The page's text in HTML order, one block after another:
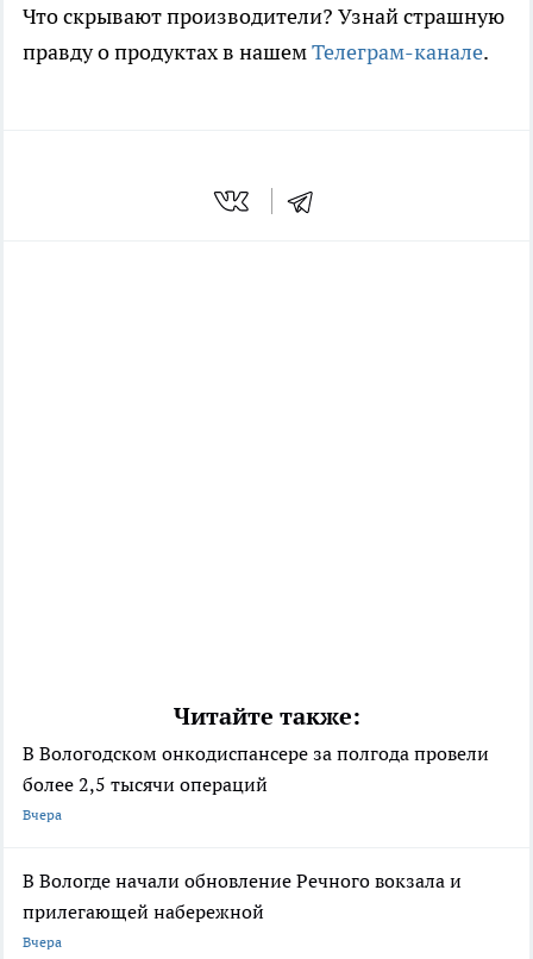
Что скрывают производители? Узнай страшную
правду о продуктах в нашемТелеграм-канале.
Читайте также:
В Вологодском онкодиспансере за полгода провели
более 2,5 тысячи операций
Вчера
В Вологде начали обновление Речного вокзала и
прилегающей набережной
Вчера